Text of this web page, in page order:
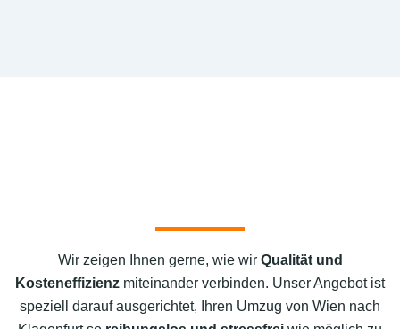
Wir zeigen Ihnen gerne, wie wir Qualität und
Kosteneffizienz miteinander verbinden. Unser Angebot ist
speziell darauf ausgerichtet, Ihren Umzug von Wien nach